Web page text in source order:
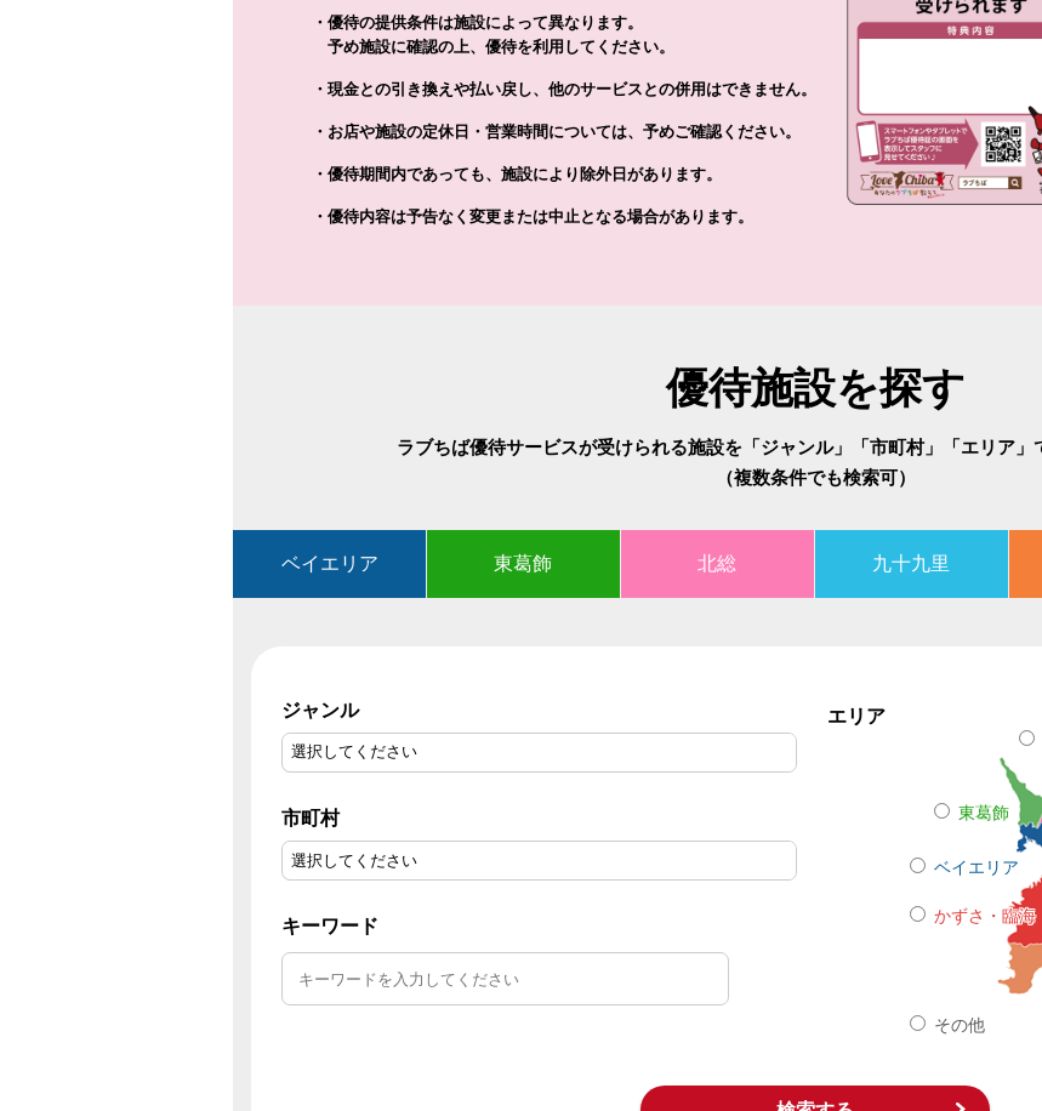
・ 優待の提供条件は施設によって異なります。
予め施設に確認の上、優待を利用してください。
・現金との引き換えや払い戻し、他のサービスとの併用はできません。
・お店や施設の定休日・営業時間については、予めご確認ください。
・優待期間内であっても、施設により除外日があります。
・優待内容は予告なく変更または中止となる場合があります。
優待施設を探す
ラブちば優待サービスが受けられる施設を「ジャンル」「市町村」「エリア」
（複数条件でも検索可）
ベイエリア 東葛飾 北総 九十九里
ジャンル
市町村
キーワード
エリア
ベイエリア
東葛飾
かずさ・臨海
その他